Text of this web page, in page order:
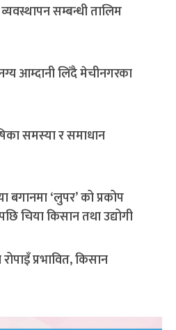
सम्बन्धी तालिम
आम्दानी लिँदै मेचीनगरका
बगानमा ‘लुपर’ को प्रकोप
चिया किसान तथा उद्योगी
रोपाइँ प्रभावित, किसान